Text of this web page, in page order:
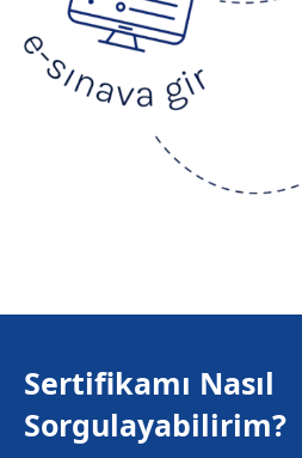
Sertifikamı Nasıl
Sorgulayabilirim?